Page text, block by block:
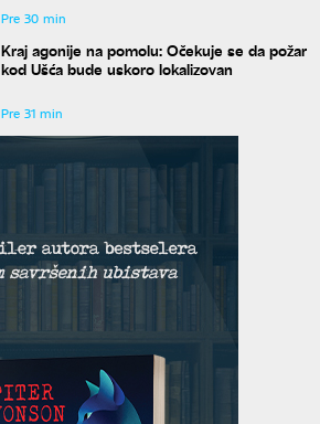
Pre 30 min
Kraj agonije na pomolu: Očekuje se da požar
kod Ušća bude uskoro lokalizovan
Pre 31 min